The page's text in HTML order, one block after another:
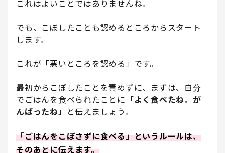
これはよいことではありませんね。
でも、こぼしたことも認めるところからスタート
します。
これが「悪いところを認める」です。
最初からこぼしたことを責めずに、まずは、自分
でごはんを食べられたことに 「よく食べたね。が
んばったね」
と伝えましょう。
「ごはんをこぼさずに食べる」というルールは、
そのあとに伝えます。